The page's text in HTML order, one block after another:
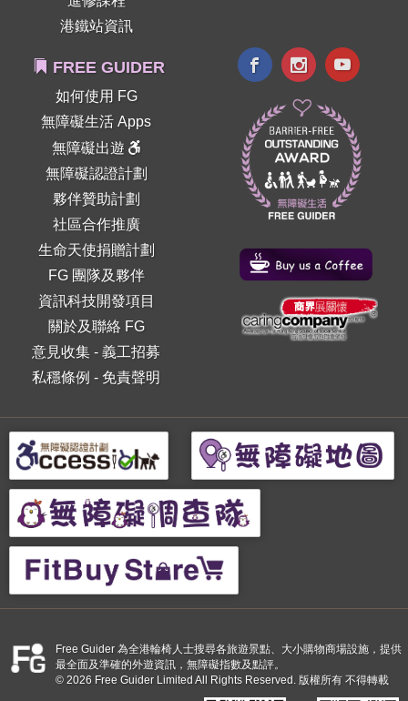
港鐵站資訊
FREE GUIDER
如何使用 FG
無障礙生活 Apps
無障礙出遊
無障礙認證計劃
夥伴贊助計劃
社區合作推廣
生命天使捐贈計劃
FG 團隊及夥伴
資訊科技開發項目
關於及聯絡 FG
意見收集 -義工招募
私穩條例 - 免責聲明
Free Guider 為全港輪椅人士搜尋各旅遊景點、大小購物商場設施，提供
最全面及準確的外遊資訊，無障礙指數及點評。
© 2026 Free Guider Limited All Rights Reserved. 版權所有 不得轉載